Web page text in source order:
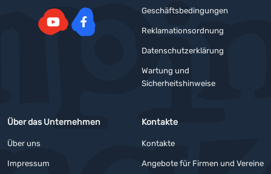
Geschäftsbedingungen
Reklamationsordnung
Datenschutzerklärung
Wartung und
Sicherheitshinweise
Über das Unternehmen
Über uns
Impressum
Kontakte
Kontakte
Angebote für Firmen und Vereine